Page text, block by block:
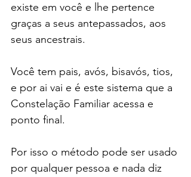
existe em você e lhe pertence
graças a seus antepassados, aos
seus ancestrais.
Você tem pais, avós, bisavós, tios,
e por ai vai e é este sistema que a
Constelação Familiar acessa e
ponto final.
Por isso o método pode ser usado
por qualquer pessoa e nada diz